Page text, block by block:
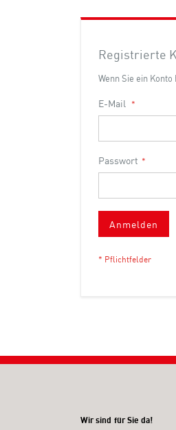
Registrierte
Wenn Sie ein
E-Mail
Passwort
Anmelden
Wir sind für Sie da!